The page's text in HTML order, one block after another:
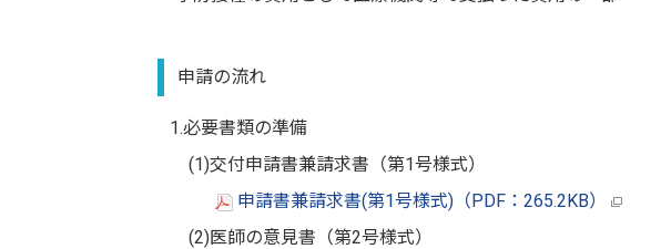
申請の流れ
1.必要書類の準備
(1)交付申請書兼請求書（第1号様式）
申請書兼請求書(第1号様式)（PDF：265.2KB）
(2)医師の意見書（第2号様式）